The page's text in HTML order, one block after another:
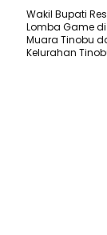
Wakil Bupati
Lomba Game di
Muara Tinobu
Kelurahan